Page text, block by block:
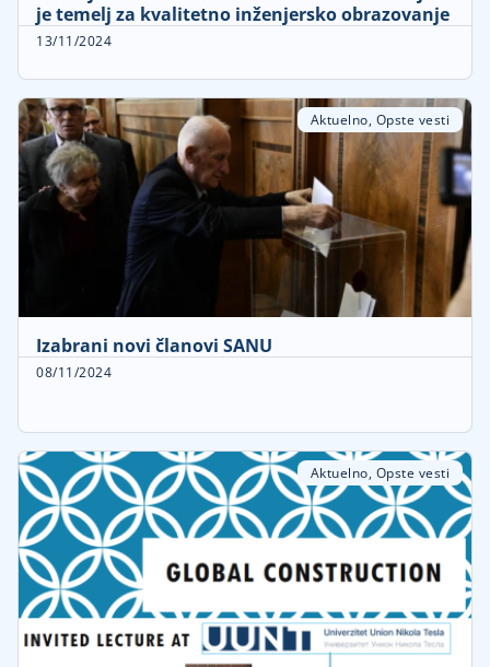
je temelj za kvalitetno inženjersko obrazovanje
13/11/2024
Aktuelno, Opste vesti
Izabrani novi članovi SANU
08/11/2024
Aktuelno, Opste vesti